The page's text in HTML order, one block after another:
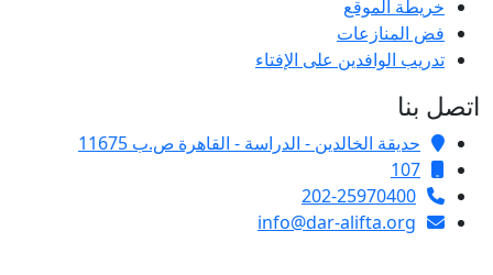
خريطة الموقع
فض المنازعات
تدريب الوافدين على الإفتاء
اتصل بنا
حديقة الخالدين - الدراسة - القاهرة ص.ب 11675
107
202-25970400
info@dar-alifta.org